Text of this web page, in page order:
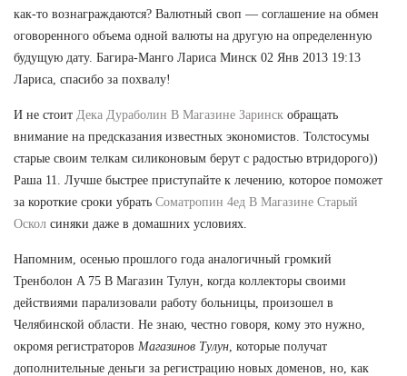
как-то вознаграждаются? Валютный своп — соглашение на обмен
оговоренного объема одной валюты на другую на определенную
будущую дату. Багира-Манго Лариса Минск 02 Янв 2013 19:13
Лариса, спасибо за похвалу!
И не стоит Дека Дураболин В Магазине Заринск обращать
внимание на предсказания известных экономистов. Толстосумы
старые своим телкам силиконовым берут с радостью втридорого))
Раша 11. Лучше быстрее приступайте к лечению, которое поможет
за короткие сроки убрать Cоматропин 4ед В Магазине Старый
Оскол синяки даже в домашних условиях.
Напомним, осенью прошлого года аналогичный громкий
Тренболон A 75 В Магазин Тулун, когда коллекторы своими
действиями парализовали работу больницы, произошел в
Челябинской области. Не знаю, честно говоря, кому это нужно,
окромя регистраторов Магазинов Тулун , которые получат
дополнительные деньги за регистрацию новых доменов, но, как